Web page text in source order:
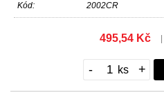
Kód: 2002CR
495,54 Kč
- +